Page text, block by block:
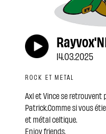
14.03.2025
ROCK ET METAL
Axl et Vince se retrouvent
Patrick.Comme si vous
et métal celtique.
Enjoy friends.